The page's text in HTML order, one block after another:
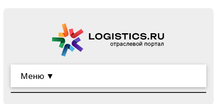
Меню ▼